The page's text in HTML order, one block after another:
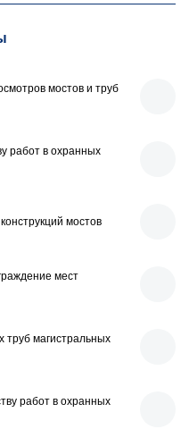
мостов и труб
работ в охранных
мостов
мест
магистральных
работ в охранных